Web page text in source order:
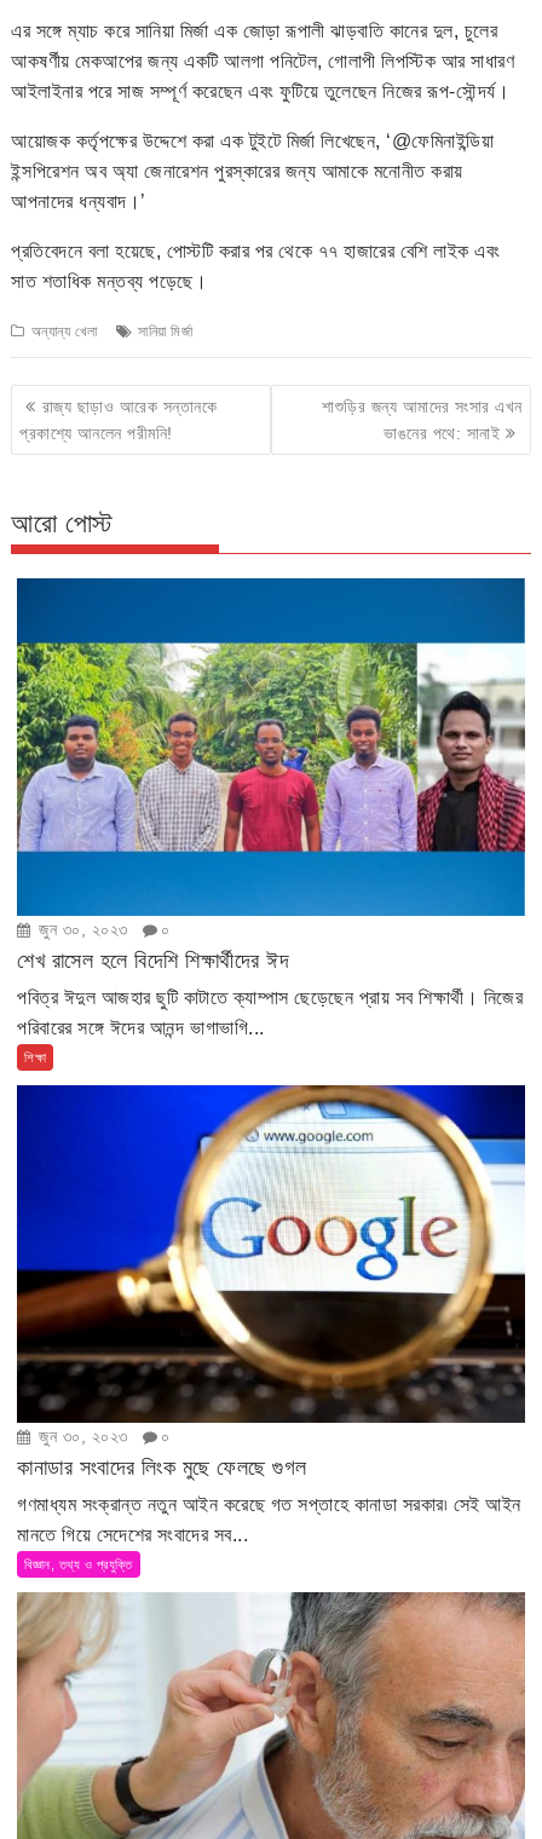
এর সঙ্গে ম্যাচ করে সানিয়া মির্জা এক জোড়া রূপালী ঝাড়বাতি কানের দুল, চুলের
আকষর্ণীয় মেকআপের জন্য একটি আলগা পনিটেল, গোলাপী লিপস্টিক আর সাধারণ
আইলাইনার পরে সাজ সম্পূর্ণ করেছেন এবং ফুটিয়ে তুলেছেন নিজের রূপ-সৌন্দর্য।
আয়োজক কর্তৃপক্ষের উদ্দেশে করা এক টুইটে মির্জা লিখেছেন, ‘@ফেমিনাইন্ডিয়া
ইন্সপিরেশন অব অ্যা জেনারেশন পুরস্কারের জন্য আমাকে মনোনীত করায়
আপনাদের ধন্যবাদ।’
প্রতিবেদনে বলা হয়েছে, পোস্টটি করার পর থেকে ৭৭ হাজারের বেশি লাইক এবং
সাত শতাধিক মন্তব্য পড়েছে।
অন্যান্য খেলা সানিয়া মির্জা
Post
navigation
রাজ্য ছাড়াও আরেক সন্তানকে
প্রকাশ্যে আনলেন পরীমনি!
শাশুড়ির জন্য আমাদের সংসার এখন
ভাঙনের পথে: সানাই
আরো পোস্ট
জুন ৩০, ২০২৩ ০
শেখ রাসেল হলে বিদেশি শিক্ষার্থীদের ঈদ
পবিত্র ঈদুল আজহার ছুটি কাটাতে ক্যাম্পাস ছেড়েছেন প্রায় সব শিক্ষার্থী। নিজের
পরিবারের সঙ্গে ঈদের আনন্দ ভাগাভাগি...
শিক্ষা
জুন ৩০, ২০২৩ ০
কানাডার সংবাদের লিংক মুছে ফেলছে গুগল
গণমাধ্যম সংক্রান্ত নতুন আইন করেছে গত সপ্তাহে কানাডা সরকার৷ সেই আইন
মানতে গিয়ে সেদেশের সংবাদের সব...
বিজ্ঞান, তথ্য ও প্রযুক্তি